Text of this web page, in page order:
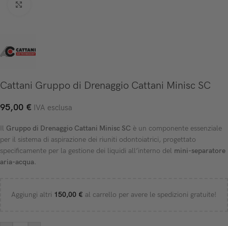
Cattani Gruppo di Drenaggio Cattani Minisc SC
95,00 € IVA esclusa
Il Gruppo di Drenaggio Cattani Minisc SC è un componente essenziale
per il sistema di aspirazione dei riuniti odontoiatrici, progettato
specificamente per la gestione dei liquidi all’interno del mini-separatore
aria-acqua.
Aggiungi altri 150,00 € al carrello per avere le spedizioni gratuite!